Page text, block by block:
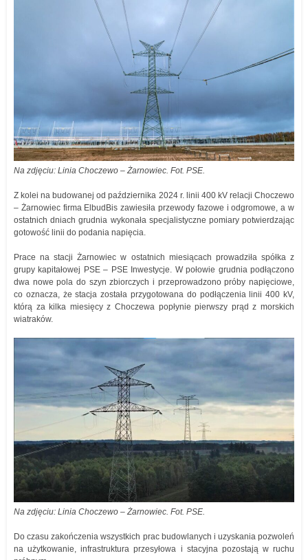
Na zdjęciu: Linia Choczewo – Żarnowiec. Fot. PSE.
Z kolei na budowanej od października 2024 r. linii 400 kV relacji Choczewo
– Żarnowiec firma ElbudBis zawiesiła przewody fazowe i odgromowe, a w
ostatnich dniach grudnia wykonała specjalistyczne pomiary potwierdzając
gotowość linii do podania napięcia.
Prace na stacji Żarnowiec w ostatnich miesiącach prowadziła spółka z
grupy kapitałowej PSE – PSE Inwestycje. W połowie grudnia podłączono
dwa nowe pola do szyn zbiorczych i przeprowadzono próby napięciowe,
co oznacza, że stacja została przygotowana do podłączenia linii 400 kV,
którą za kilka miesięcy z Choczewa popłynie pierwszy prąd z morskich
wiatraków.
Na zdjęciu: Linia Choczewo – Żarnowiec. Fot. PSE.
Do czasu zakończenia wszystkich prac budowlanych i uzyskania pozwoleń
na użytkowanie, infrastruktura przesyłowa i stacyjna pozostają w ruchu